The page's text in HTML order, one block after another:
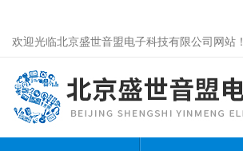
欢迎光临北京盛世音盟电子科技有限公司网站！